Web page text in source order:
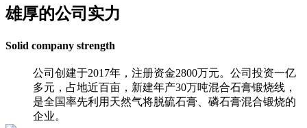
雄厚的公司实力
Solid company strength
公司创建于2017年，注册资金2800万元。公司投资一亿
多元，占地近百亩，新建年产30万吨混合石膏锻烧线，
是全国率先利用天然气将脱硫石膏、磷石膏混合锻烧的
企业。